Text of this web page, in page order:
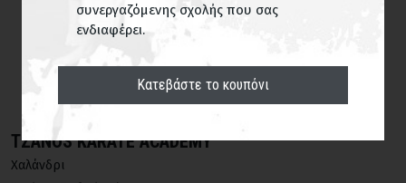
ΕΥΡΕΣΗ
TZANOS KARATE ACADEMY
Χαλάνδρι
συνεργαζόμενης σχολής που σας
ενδιαφέρει.
Κατεβάστε το κουπόνι